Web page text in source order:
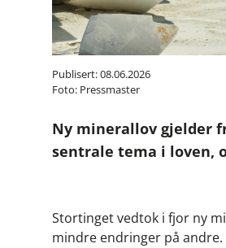
Publisert: 08.06.2026
Foto: Pressmaster
Ny minerallov gjelder
sentrale tema i loven,
Stortinget vedtok i fjor ny
mindre endringer på andre.